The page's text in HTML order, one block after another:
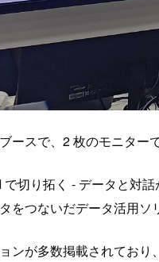
スで、2 枚のモニター
切り拓く - データと対
つないだデータ活用ソ
ンが多数掲載されてお